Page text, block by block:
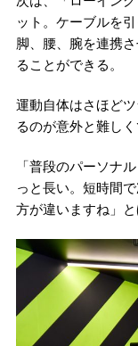
ット。ケーブルを
脚、腰、腕を連携
ることができる。
運動自体はさほど
るのが意外と難し
「普段のパーソナ
っと長い。短時間
方が違いますね」と